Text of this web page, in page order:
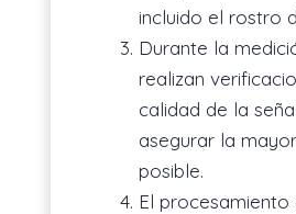
incluido el rostro
Durante la
realizan
calidad de la
asegurar la
posible.
El procesamiento